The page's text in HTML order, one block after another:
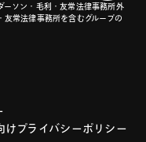
ーソン・毛利・友常法律事務所外
常法律事務所を含むグループの
けプライバシーポリシー